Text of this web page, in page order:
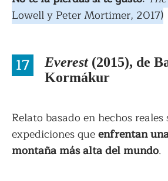
Lowell y Peter Mortimer, 2017)
17 Everest (2015), de
Kormákur
Relato basado en hechos reales
expediciones queenfrentan
montaña más alta del mundo.